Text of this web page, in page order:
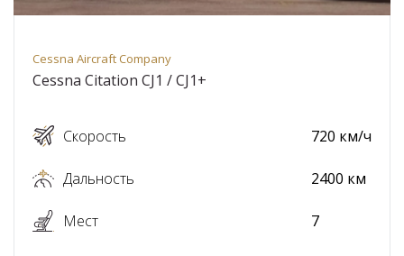
Cessna Aircraft Company
Cessna Citation CJ1 / CJ1+
Скорость
Дальность
Мест
720 км/ч
2400 км
7